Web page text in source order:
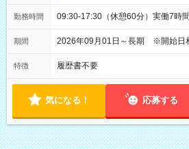
勤務時間 09:30-17:30（休憩60分）実働7時
期間 2026年09月01日～長期 ※開始日
特徴 履歴書不要
気になる！ 応募する